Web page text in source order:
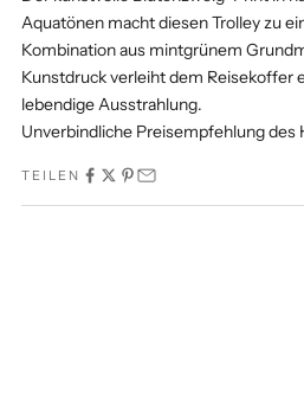
Aquatönen macht diesen Trolley zu
Kombination aus mintgrünem
Kunstdruck verleiht dem Reisekoffer
lebendige Ausstrahlung.
Unverbindliche Preisempfehlung des
TEILEN